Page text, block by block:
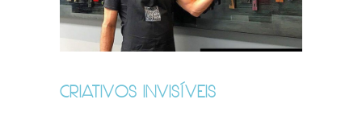
CRIATIVOS INVISÍVEIS